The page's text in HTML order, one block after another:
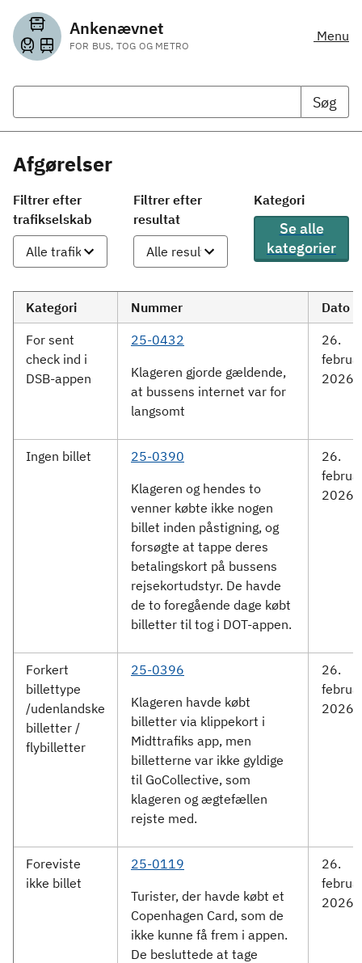
Ankenævnet
FOR BUS, TOG OG METRO
Menu
Søg
Afgørelser
Filtrer efter
trafikselskab
Filtrer efter
resultat
Kategori
Se alle
kategorier
Kategori Nummer
Dato
For sent
check ind i
DSB-appen
25-0432
Klageren gjorde gældende,
at bussens internet var for
langsomt
26.
2026
Ingen billet
25-0390
Klageren og hendes to
venner købte ikke nogen
billet inden påstigning, og
forsøgte at tappe deres
betalingskort på bussens
rejsekortudstyr. De havde
de to foregående dage købt
billetter til tog i DOT-appen.
26.
2026
Forkert
billettype
/udenlandske
billetter /
flybilletter
25-0396
Klageren havde købt
billetter via klippekort i
Midttrafiks app, men
billetterne var ikke gyldige
til GoCollective, som
klageren og ægtefællen
rejste med.
26.
2026
Foreviste
ikke billet
25-0119
Turister, der havde købt et
Copenhagen Card, som de
ikke kunne få frem i appen.
De besluttede at tage
26.
2026